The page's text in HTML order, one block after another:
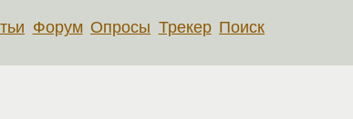
Форум Опросы Трекер Поиск